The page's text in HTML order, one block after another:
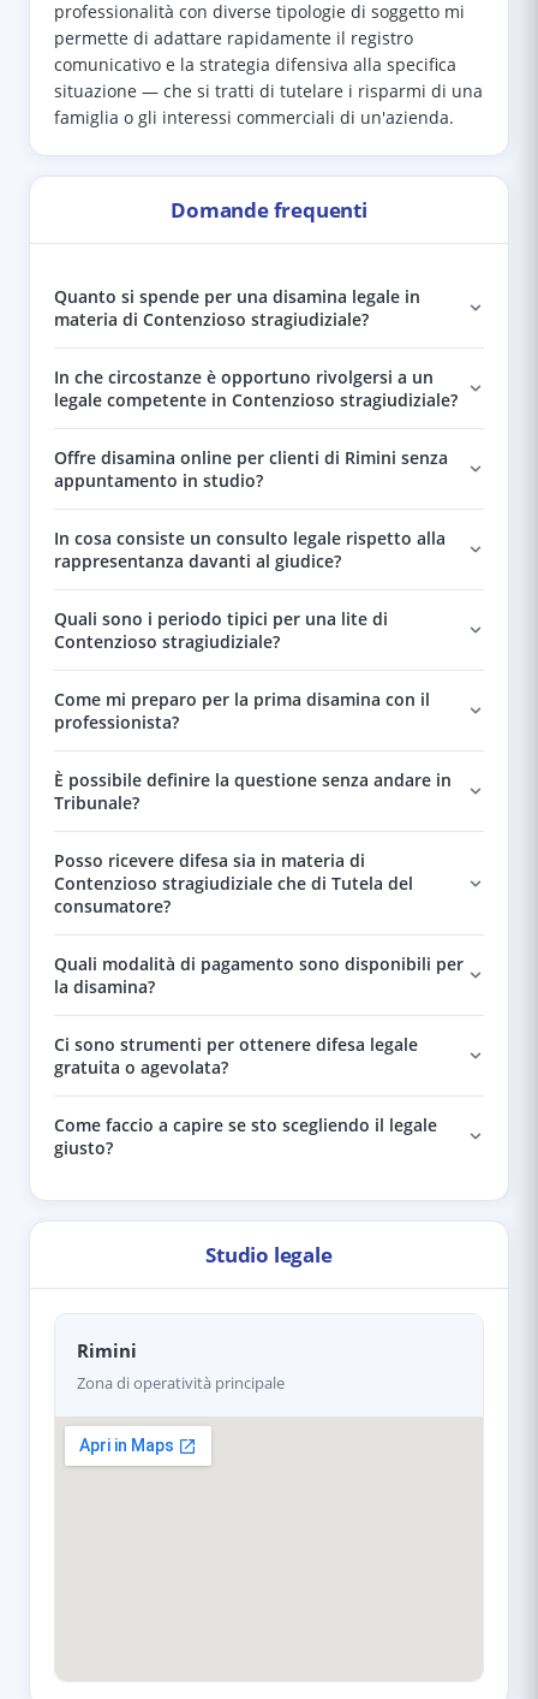
professionalità con diverse tipologie di soggetto mi
permette di adattare rapidamente il registro
comunicativo e la strategia difensiva alla specifica
situazione — che si tratti di tutelare i risparmi di una
famiglia o gli interessi commerciali di un'azienda.
Domande frequenti
Quanto si spende per una disamina legale in
materia di Contenzioso stragiudiziale?
In che circostanze è opportuno rivolgersi a un
legale competente in Contenzioso stragiudiziale?
Offre disamina online per clienti di Rimini senza
appuntamento in studio?
In cosa consiste un consulto legale rispetto alla
rappresentanza davanti al giudice?
Quali sono i periodo tipici per una lite di
Contenzioso stragiudiziale?
Come mi preparo per la prima disamina con il
professionista?
È possibile definire la questione senza andare in
Tribunale?
Posso ricevere difesa sia in materia di
Contenzioso stragiudiziale che di Tutela del
consumatore?
Quali modalità di pagamento sono disponibili per
la disamina?
Ci sono strumenti per ottenere difesa legale
gratuita o agevolata?
Come faccio a capire se sto scegliendo il legale
giusto?
Studio legale
Rimini
Zona di operatività principale